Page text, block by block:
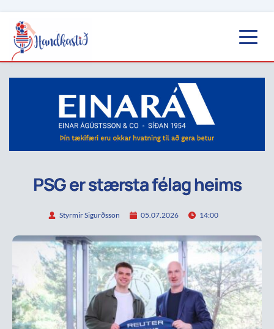
PSG er stærsta félag heims
Styrmir Sigurðsson 05.07.2026 14:00